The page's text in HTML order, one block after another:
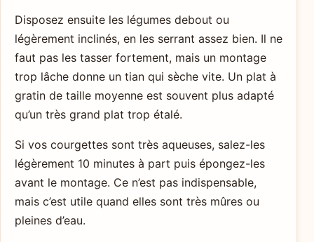
Disposez ensuite les légumes debout ou
légèrement inclinés, en les serrant assez bien. Il ne
faut pas les tasser fortement, mais un montage
trop lâche donne un tian qui sèche vite. Un plat à
gratin de taille moyenne est souvent plus adapté
qu’un très grand plat trop étalé.
Si vos courgettes sont très aqueuses, salez-les
légèrement 10 minutes à part puis épongez-les
avant le montage. Ce n’est pas indispensable,
mais c’est utile quand elles sont très mûres ou
pleines d’eau.